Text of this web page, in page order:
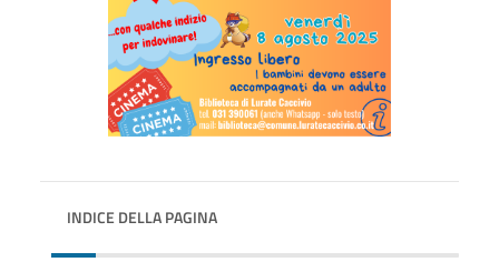
INDICE DELLA PAGINA